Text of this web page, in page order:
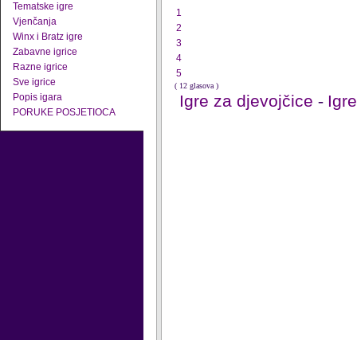
Tematske igre
Vjenčanja
Winx i Bratz igre
Zabavne igrice
Razne igrice
Sve igrice
Popis igara
PORUKE POSJETIOCA
1
2
3
4
5
( 12 glasova )
Igre za djevojčice -